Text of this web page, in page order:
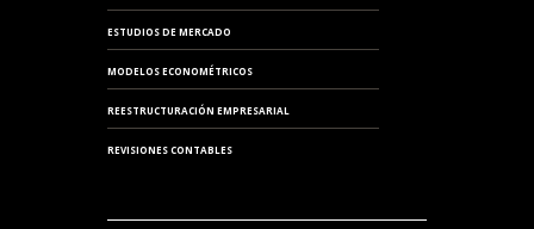
ESTUDIOS DE MERCADO
MODELOS ECONOMÉTRICOS
REESTRUCTURACIÓN EMPRESARIAL
REVISIONES CONTABLES